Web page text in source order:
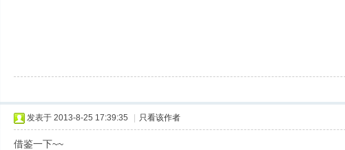
发表于 2013-8-25 17:39:35 只看该作者
借鉴一下~~